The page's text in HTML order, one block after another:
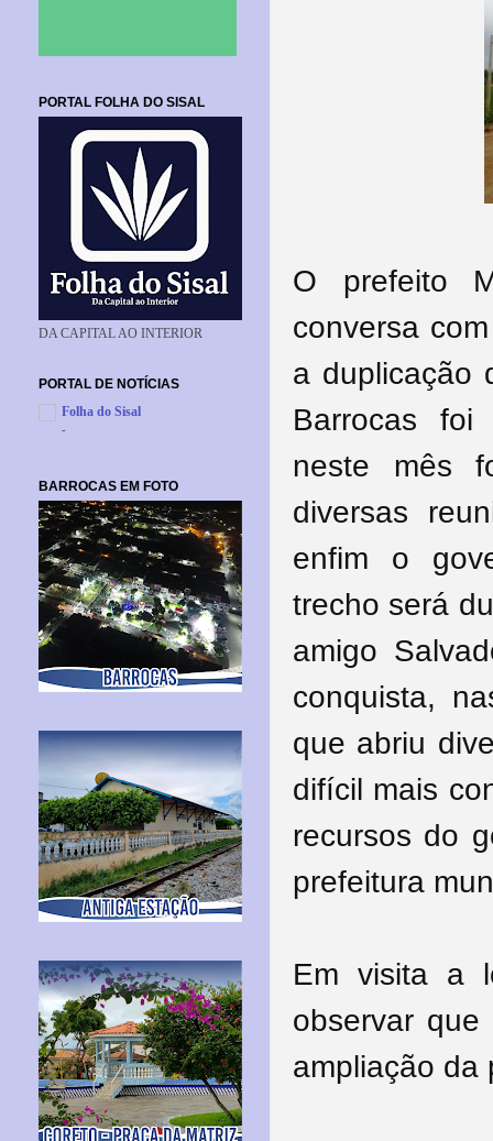
O prefeito
conversa
a duplicação
Barrocas foi
neste mês
diversas
enfim o
trecho será
amigo
conquista,
que abriu
difícil mais
recursos do
prefeitura
Em visita a
observar
ampliação da
PORTAL FOLHA DO SISAL
DA CAPITAL AO INTERIOR
PORTAL DE NOTÍCIAS
Folha do Sisal
-
BARROCAS EM FOTO